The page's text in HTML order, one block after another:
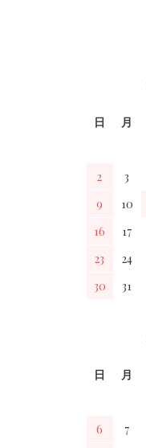
日 月
2
3
9
10
16
17
23
24
30
31
日 月
6
7